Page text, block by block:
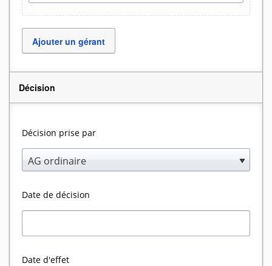
Ajouter un gérant
Décision
Décision prise par
AG ordinaire
Date de décision
Date d'effet